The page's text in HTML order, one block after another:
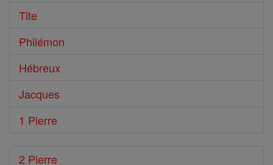
Tite
Philémon
Hébreux
Jacques
1 Pierre
2 Pierre